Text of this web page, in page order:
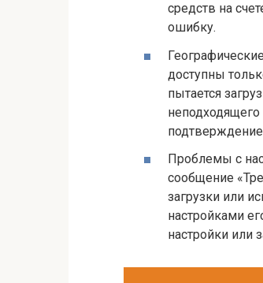
средств на
ошибку.
доступны
пытается
Проблемы с
сообщение
загрузки или
настройками
настройки или